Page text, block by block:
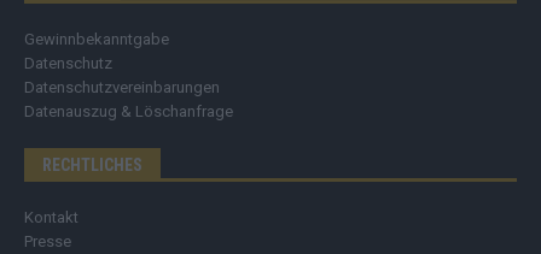
Gewinnbekanntgabe
Datenschutz
Datenschutzvereinbarungen
Datenauszug & Löschanfrage
RECHTLICHES
Kontakt
Presse